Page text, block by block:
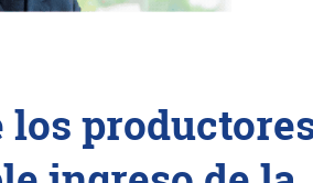
los